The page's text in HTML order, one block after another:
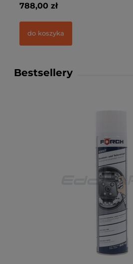
788,00 zł
do koszyka
Bestsellery